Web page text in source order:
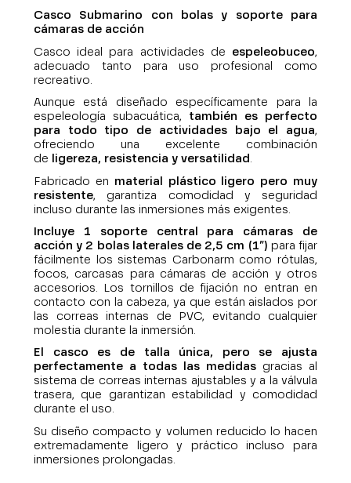
Casco Submarino con bolas y soporte para
cámaras de acción
Casco ideal para actividades de espeleobuceo,
adecuado tanto para uso profesional como
recreativo.
Aunque está diseñado específicamente para la
espeleología subacuática, también es perfecto
para todo tipo de actividades bajo el agua,
ofreciendo una excelente combinación
de
ligereza, resistencia y versatilidad .
Fabricado en material plástico ligero pero muy
resistente, garantiza comodidad y seguridad
incluso durante las inmersiones más exigentes.
Incluye 1 soporte central para cámaras de
acción y 2 bolas laterales de 2,5 cm (1”) para fijar
fácilmente los sistemas Carbonarm como rótulas,
focos, carcasas para cámaras de acción y otros
accesorios. Los tornillos de fijación no entran en
contacto con la cabeza, ya que están aislados por
las correas internas de PVC, evitando cualquier
molestia durante la inmersión.
El casco es de talla única, pero se ajusta
perfectamente a todas las medidas gracias al
sistema de correas internas ajustables y a la válvula
trasera, que garantizan estabilidad y comodidad
durante el uso.
Su diseño compacto y volumen reducido lo hacen
extremadamente ligero y práctico incluso para
inmersiones prolongadas.